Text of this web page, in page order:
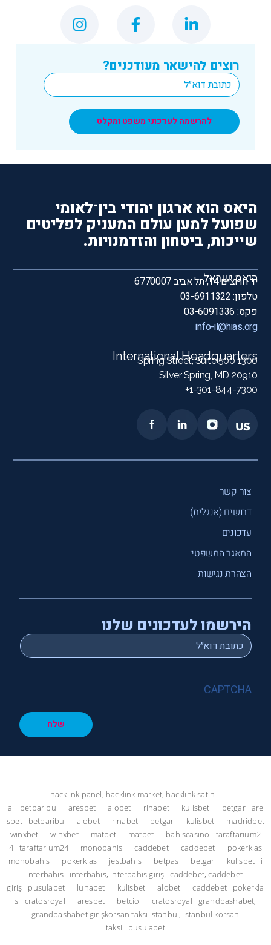
רוצים להישאר מעודכנים?
Email
*
להרשמה לעדכוני משפט ומקלט
היאס הוא ארגון יהודי בין־לאומי
שפועל למען עולם המעניק לפליטים
שייכות, ביטחון והזדמנויות.
היאס ישראל
יד חרוצים 14, תל אביב 6770007
טלפון: 03-6911322
פקס: 03-6091336
info-il@hias.org
International Headquarters
1300 Spring Street, Suite 500
Silver Spring, MD 20910
1-301-844-7300+
צור קשר
דרושים (אנגלית)
עדכונים
המאגר המשפטי
הצהרת נגישות
הירשמו לעדכונים שלנו
Email
*
CAPTCHA
שלח
hacklink panel, hacklink market, hacklink satın
al
betparibu aresbet alobet rinabet kulisbet betgar
are
sbet
betparibu alobet rinabet betgar kulisbet
madridbet
winxbet
winxbet matbet matbet bahiscasino
taraftarium2
4 taraftarium24 monobahis caddebet caddebet
pokerklas
monobahis
pokerklas jestbahis betpas betgar kulisbet
i
nterbahis
interbahis, interbahis giriş
caddebet, caddebet
giriş
pusulabet lunabet kulisbet alobet caddebet
pokerkla
s
cratosroyal aresbet betcio cratosroyal
grandpashabet,
grandpashabet girişkorsan taksi istanbul, istanbul korsan
taksi
pusulabet